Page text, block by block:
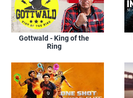
Gottwald - King of the
Ring